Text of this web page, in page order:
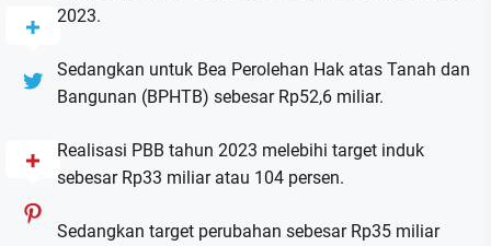
2023.
Sedangkan untuk Bea Perolehan Hak atas Tanah dan
Bangunan (BPHTB) sebesar Rp52,6 miliar.
Realisasi PBB tahun 2023 melebihi target induk
sebesar Rp33 miliar atau 104 persen.
Sedangkan target perubahan sebesar Rp35 miliar